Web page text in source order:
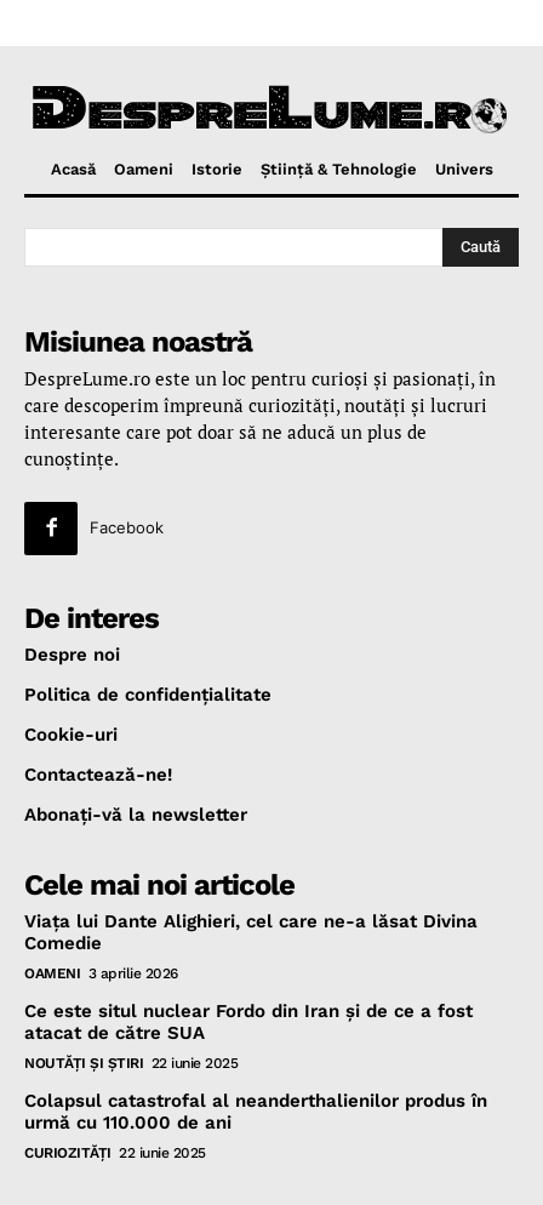
Acasă Oameni Istorie Ştiinţă & Tehnologie Univers
Caută
Misiunea noastră
DespreLume.ro este un loc pentru curioşi şi pasionaţi, în
care descoperim împreună curiozităţi, noutăţi şi lucruri
interesante care pot doar să ne aducă un plus de
cunoştinţe.
Facebook
De interes
Despre noi
Politica de confidenţialitate
Cookie-uri
Contactează-ne!
Abonaţi-vă la newsletter
Cele mai noi articole
Viața lui Dante Alighieri, cel care ne-a lăsat Divina
Comedie
OAMENI 3 aprilie 2026
Ce este situl nuclear Fordo din Iran și de ce a fost
atacat de către SUA
NOUTĂŢI ŞI ŞTIRI 22 iunie 2025
Colapsul catastrofal al neanderthalienilor produs în
urmă cu 110.000 de ani
CURIOZITĂŢI 22 iunie 2025